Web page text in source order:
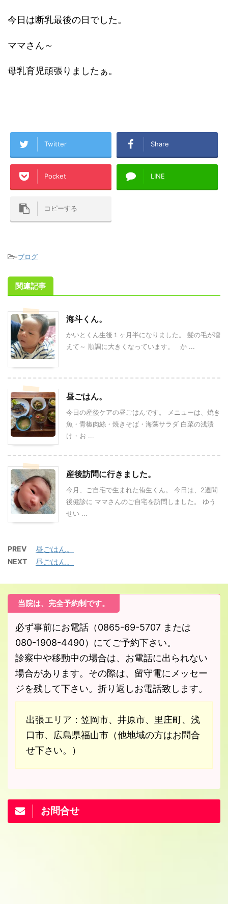
今日は断乳最後の日でした。
ママさん～
母乳育児頑張りましたぁ。
Twitter Share
Pocket LINE
コピーする
-ブログ
関連記事
海斗くん。
かいとくん生後１ヶ月半になりました。 髪の毛が増
えて～ 順調に大きくなっています。 か ...
昼ごはん。
今日の産後ケアの昼ごはんです。 メニューは、焼き
魚・青椒肉絲・焼きそば・海藻サラダ 白菜の浅漬
け・お ...
産後訪問に行きました。
今月、ご自宅で生まれた侑生くん。 今日は、2週間
後健診に ママさんのご自宅を訪問しました。 ゆう
せい ...
PREV 昼ごはん。
NEXT 昼ごはん。
当院は、完全予約制です。
必ず事前にお電話（0865-69-5707 または
080-1908-4490）にてご予約下さい。
診察中や移動中の場合は、お電話に出られない
場合があります。その際は、留守電にメッセー
ジを残して下さい。折り返しお電話致します。
出張エリア：笠岡市、井原市、里庄町、浅
口市、広島県福山市（他地域の方はお問合
せ下さい。）
お問合せ